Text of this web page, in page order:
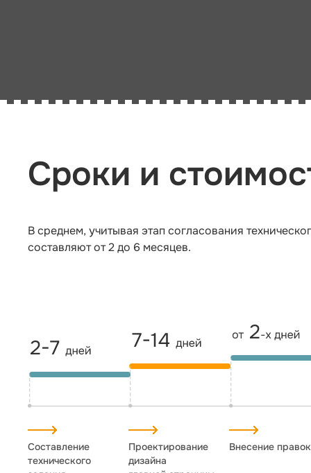
Сроки и
В среднем, учитывая этап согласования
составляют от 2 до 6 месяцев.
Составление
технического
Проектирование
дизайна
Внесение правок